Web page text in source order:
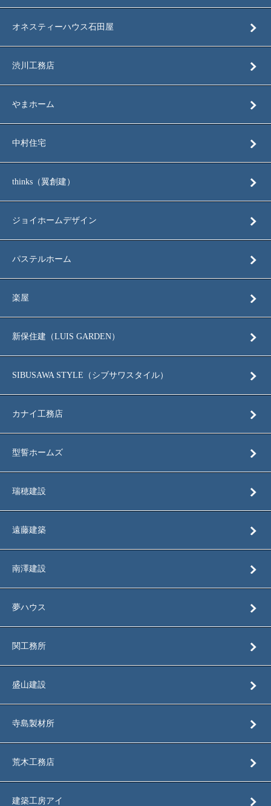
オネスティーハウス石田屋
渋川工務店
やまホーム
中村住宅
thinks（翼創建）
ジョイホームデザイン
パステルホーム
楽屋
新保住建（LUIS GARDEN）
SIBUSAWA STYLE（シブサワスタイル）
カナイ工務店
型誓ホームズ
瑞穂建設
遠藤建築
南澤建設
夢ハウス
関工務所
盛山建設
寺島製材所
荒木工務店
建築工房アイ